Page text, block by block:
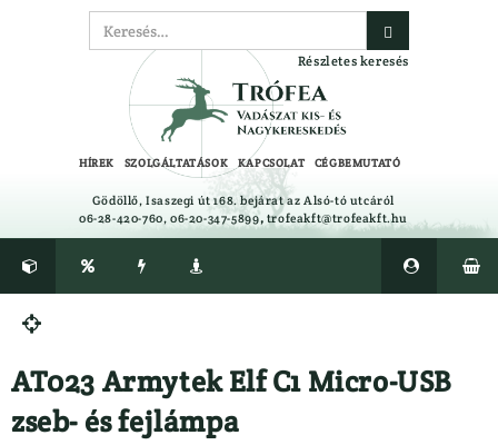
Részletes keresés
HÍREK SZOLGÁLTATÁSOK KAPCSOLAT CÉGBEMUTATÓ
Gödöllő, Isaszegi út 168. bejárat az Alsó-tó utcáról
06-28-420-760, 06-20-347-5899, trofeakft@trofeakft.hu
     
CIPŐ, BAKANCS, CSIZMA ÁPOLÓK,
CSALIFOLYADÉK, NYALÓSÓ,
EGYÉB
Lesbakancs

AT023 Armytek Elf C1 Micro-USB
zseb- és fejlámpa